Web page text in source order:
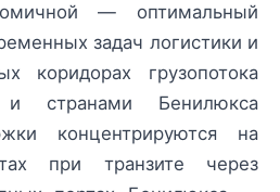
— оптимальный
задач логистики и
коридорах грузопотока
странами Бенилюкса
концентрируются на
при транзите через